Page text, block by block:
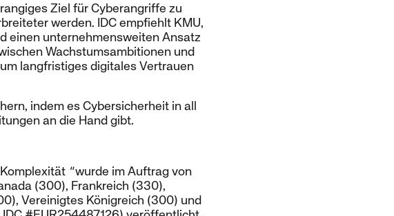
Ziel für Cyberangriffe zu
werden. IDC empfiehlt KMU,
einen unternehmensweiten Ansatz
Wachstumsambitionen und
langfristiges digitales Vertrauen
indem es Cybersicherheit in all
an die Hand gibt.
"wurde im Auftrag von
(300), Frankreich (330),
Vereinigtes Königreich (300) und